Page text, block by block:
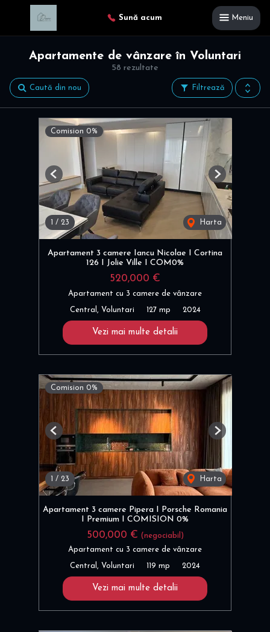
Sună acum Meniu
58 rezultate
Apartamente de vânzare în Voluntari
Filtrează
Caută din nou
Comision 0%
1 / 23 Harta
Previous Next
Apartament 3 camere Iancu Nicolae I Cortina
126 I Jolie Ville I COM0%
520,000 €
Apartament cu 3 camere de vânzare
Central, Voluntari 127 mp 2024
Vezi mai multe detalii
Comision 0%
1 / 23 Harta
Previous Next
Apartament 3 camere Pipera I Porsche Romania
I Premium I COMISION 0%
500,000 € (negociabil)
Apartament cu 3 camere de vânzare
Central, Voluntari 119 mp 2024
Vezi mai multe detalii